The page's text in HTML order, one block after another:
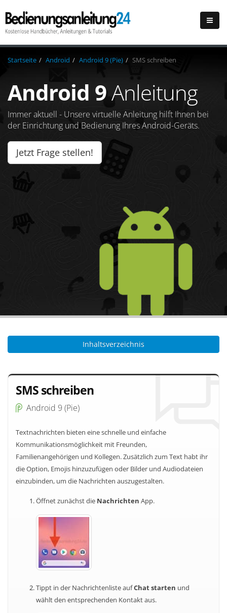
Startseite Android Android 9 (Pie) SMS schreiben
Android 9Anleitung
Immer aktuell - Unsere virtuelle Anleitung hilft Ihnen bei
der Einrichtung und Bedienung Ihres Android-Geräts.
Jetzt Frage stellen!
Inhaltsverzeichnis
SMS schreiben
Android 9 (Pie)
Textnachrichten bieten eine schnelle und einfache
Kommunikationsmöglichkeit mit Freunden,
Familienangehörigen und Kollegen. Zusätzlich zum Text habt ihr
die Option, Emojis hinzuzufügen oder Bilder und Audiodateien
einzubinden, um die Nachrichten auszugestalten.
Öffnet zunächst die Nachrichten App.
Tippt in der Nachrichtenliste aufChat starten und
wählt den entsprechenden Kontakt aus.